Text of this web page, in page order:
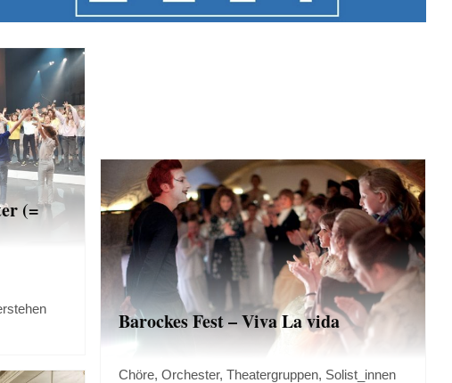
(=
Barockes Fest – Viva La vida
Chöre, Orchester, Theatergruppen, Solist_innen